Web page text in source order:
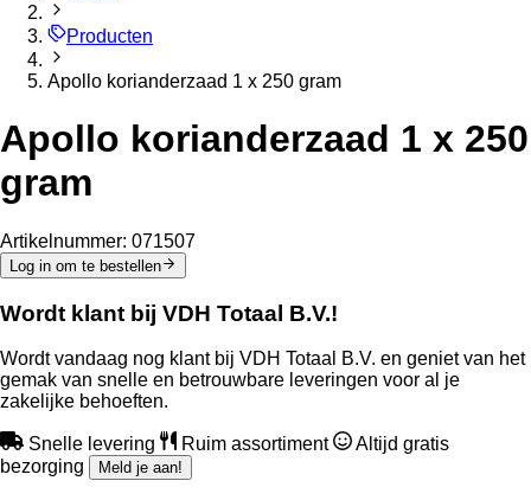
Producten
Apollo korianderzaad 1 x 250 gram
Apollo korianderzaad 1 x 250
gram
Artikelnummer: 071507
Log in om te bestellen
Wordt klant bij VDH Totaal B.V.!
Wordt vandaag nog klant bij VDH Totaal B.V. en geniet van het
gemak van snelle en betrouwbare leveringen voor al je
zakelijke behoeften.
Snelle levering Ruim assortiment
Altijd gratis
bezorging
Meld je aan!